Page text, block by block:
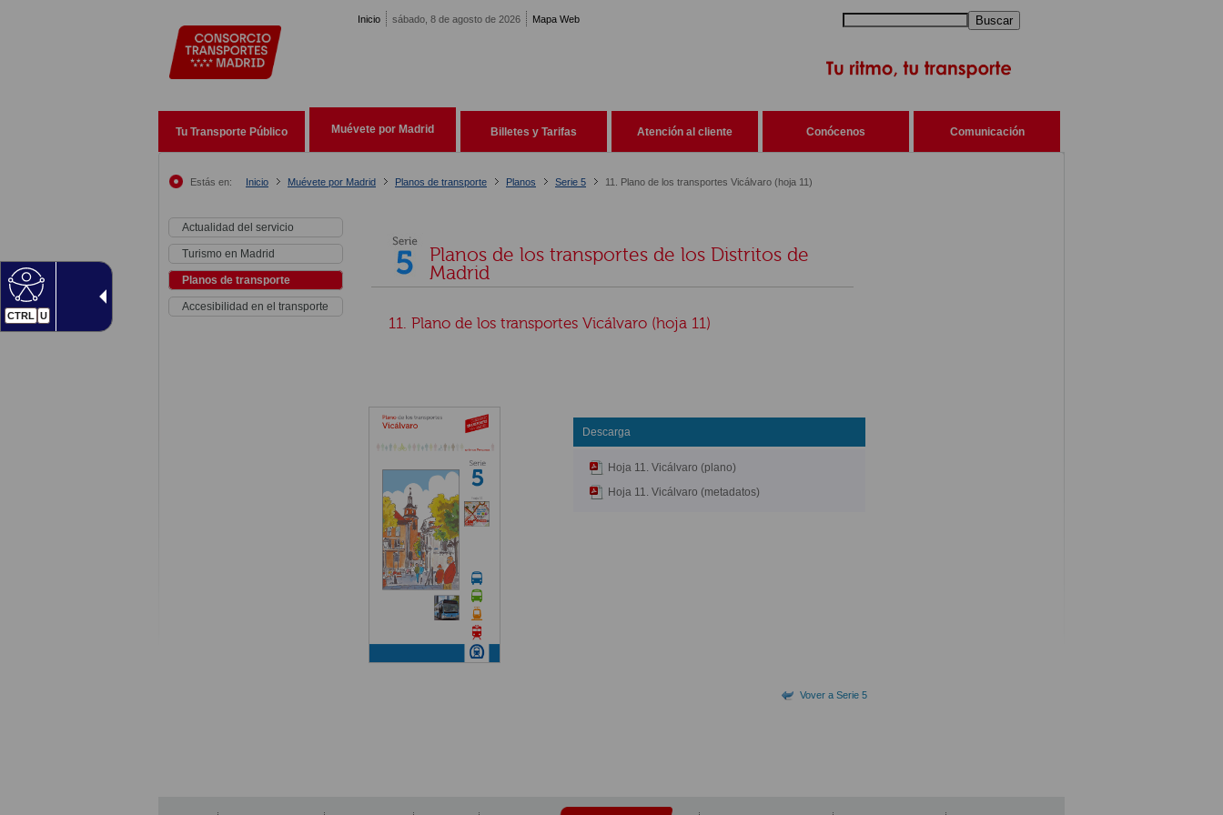
CTRL U
Inicio sábado, 8 de agosto de 2026 Mapa Web Buscar
Tu Transporte Público Muévete por Madrid Billetes y Tarifas Atención al cliente Conócenos Comunicación
Estás en: Inicio Muévete por Madrid Planos de transporte Planos Serie 5 11. Plano de los transportes Vicálvaro (hoja 11)
Actualidad del servicio
Turismo en Madrid
Planos de transporte
Accesibilidad en el transporte
Planos de los transportes de los Distritos de
Madrid
11. Plano de los transportes Vicálvaro (hoja 11)
Descarga
Hoja 11. Vicálvaro (plano)
Hoja 11. Vicálvaro (metadatos)
Vover a Serie 5